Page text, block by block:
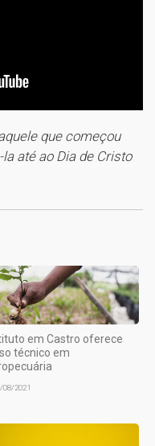
que começou
até ao Dia de Cristo
em Castro oferece
técnico em
08/2021